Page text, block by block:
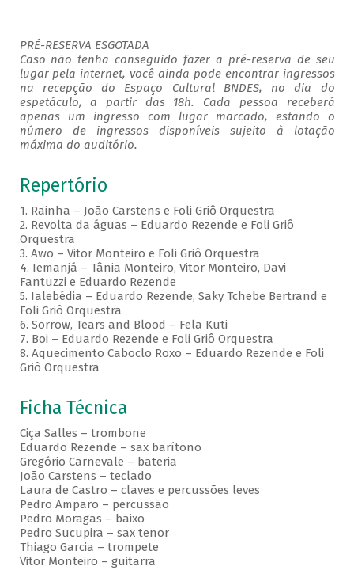
PRÉ-RESERVA ESGOTADA
Caso não tenha conseguido fazer a pré-reserva de seu
lugar pela internet, você ainda pode encontrar ingressos
na recepção do Espaço Cultural BNDES, no dia do
espetáculo, a partir das 18h. Cada pessoa receberá
apenas um ingresso com lugar marcado, estando o
número de ingressos disponíveis sujeito à lotação
máxima do auditório.
Repertório
1. Rainha – João Carstens e Foli Griô Orquestra
2. Revolta da águas – Eduardo Rezende e Foli Griô
Orquestra
3. Awo – Vitor Monteiro e Foli Griô Orquestra
4. Iemanjá – Tânia Monteiro, Vitor Monteiro, Davi
Fantuzzi e Eduardo Rezende
5. Ialebédia – Eduardo Rezende, Saky Tchebe Bertrand e
Foli Griô Orquestra
6. Sorrow, Tears and Blood – Fela Kuti
7. Boi – Eduardo Rezende e Foli Griô Orquestra
8. Aquecimento Caboclo Roxo – Eduardo Rezende e Foli
Griô Orquestra
Ficha Técnica
Ciça Salles – trombone
Eduardo Rezende – sax barítono
Gregório Carnevale – bateria
João Carstens – teclado
Laura de Castro – claves e percussões leves
Pedro Amparo – percussão
Pedro Moragas – baixo
Pedro Sucupira – sax tenor
Thiago Garcia – trompete
Vitor Monteiro – guitarra